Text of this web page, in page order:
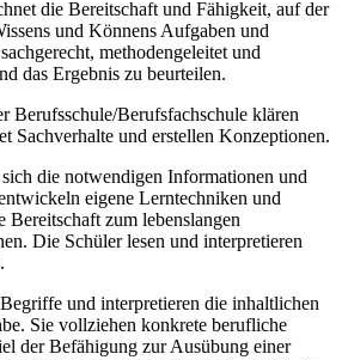
die Bereitschaft und Fähigkeit, auf der
und Könnens Aufgaben und
methodengeleitet und
das Ergebnis zu beurteilen.
Berufsschule/Berufsfachschule klären
Sachverhalte und erstellen Konzeptionen.
die notwendigen Informationen und
eigene Lerntechniken und
Bereitschaft zum lebenslangen
Die Schüler lesen und interpretieren
und interpretieren die inhaltlichen
Sie vollziehen konkrete berufliche
der Befähigung zur Ausübung einer